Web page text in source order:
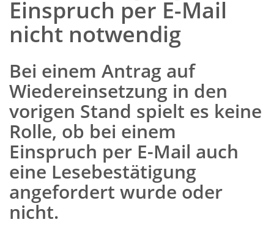
Einspruch per E-Mail
nicht notwendig
Bei einem Antrag auf
Wiedereinsetzung in den
vorigen Stand spielt es keine
Rolle, ob bei einem
Einspruch per E-Mail auch
eine Lesebestätigung
angefordert wurde oder
nicht.